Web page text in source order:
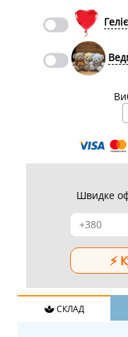
Швидке
СКЛАД